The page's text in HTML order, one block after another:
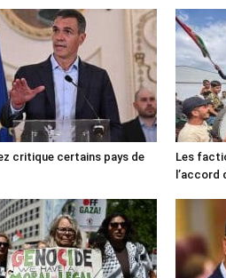
critique certains pays de
Les
l’accord